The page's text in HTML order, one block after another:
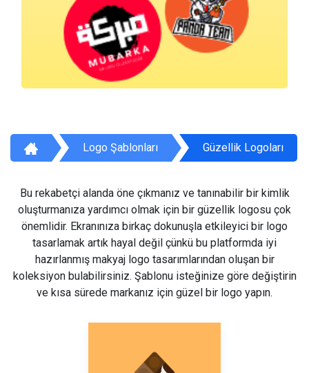
Logo Şablonları Güzellik Logoları
Bu rekabetçi alanda öne çıkmanız ve tanınabilir bir kimlik
oluşturmanıza yardımcı olmak için bir güzellik logosu çok
önemlidir. Ekranınıza birkaç dokunuşla etkileyici bir logo
tasarlamak artık hayal değil çünkü bu platformda iyi
hazırlanmış makyaj logo tasarımlarından oluşan bir
koleksiyon bulabilirsiniz. Şablonu isteğinize göre değiştirin
ve kısa sürede markanız için güzel bir logo yapın.